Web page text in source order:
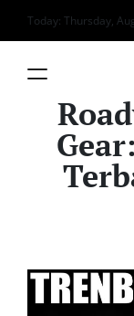
Skip
to
Today: Thursday,